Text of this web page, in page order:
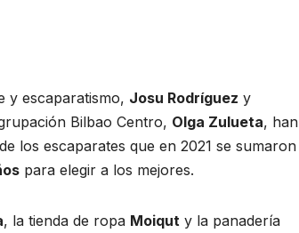
y escaparatismo, Josu Rodríguez y
Bilbao Centro, Olga Zulueta, han
los escaparates que en 2021 se sumaron
para elegir a los mejores.
, la tienda de ropa Moiqut y la panadería